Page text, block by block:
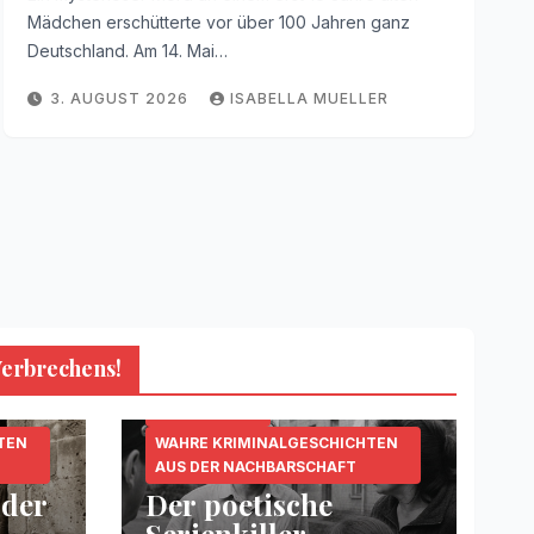
Mädchen erschütterte vor über 100 Jahren ganz
Deutschland. Am 14. Mai…
3. AUGUST 2026 ISABELLA MUELLER
WAHRE KRIMINALGESCHICHTEN
AUS DER NACHBARSCHAFT
Der poetische